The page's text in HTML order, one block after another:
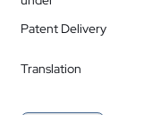
Patent Delivery
Translation